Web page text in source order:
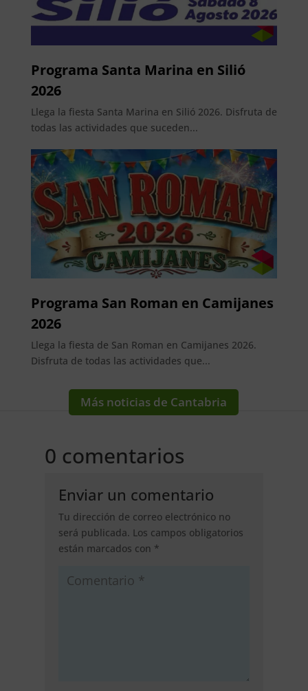
Programa Santa Marina en Silió
2026
Llega la fiesta Santa Marina en Silió 2026. Disfruta de
todas las actividades que suceden...
Programa San Roman en Camijanes
2026
Llega la fiesta de San Roman en Camijanes 2026.
Disfruta de todas las actividades que...
Más noticias de Cantabria
0 comentarios
Enviar un comentario
Tu dirección de correo electrónico no
será publicada. Los campos obligatorios
están marcados con *